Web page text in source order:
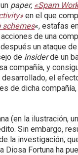
paper, «Spam
en el que
schemes«, estafas
de una
un ataque de
de insiderde un
compañía, y
el
de dicha
(en la ilustración,
Sin embargo,
la investigación,
Fortuna ha